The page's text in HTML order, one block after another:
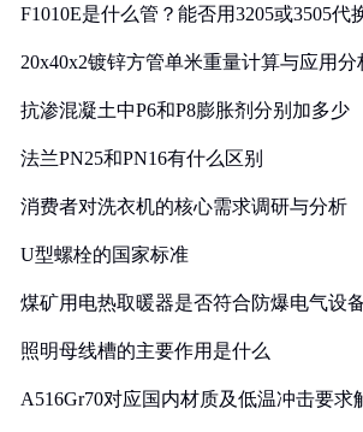
F1010E是什么管？能否用3205或3505代
20x40x2镀锌方管单米重量计算与应用分
抗渗混凝土中P6和P8膨胀剂分别加多少
法兰PN25和PN16有什么区别
消费者对洗衣机的核心需求调研与分析
U型螺栓的国家标准
煤矿用电热取暖器是否符合防爆电气设
照明母线槽的主要作用是什么
A516Gr70对应国内材质及低温冲击要求